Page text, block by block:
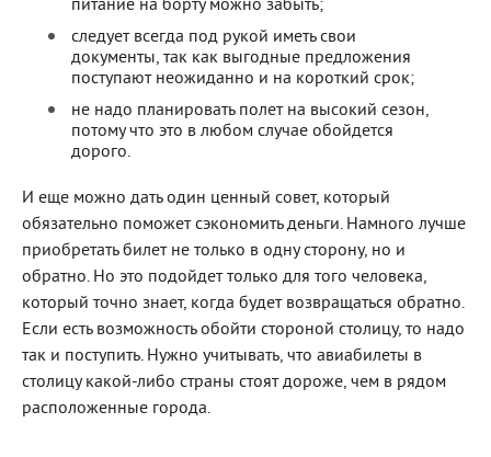
питание на борту можно забыть;
следует всегда под рукой иметь свои
документы, так как выгодные предложения
поступают неожиданно и на короткий срок;
не надо планировать полет на высокий сезон,
потому что это в любом случае обойдется
дорого.
И еще можно дать один ценный совет, который
обязательно поможет сэкономить деньги. Намного лучше
приобретать билет не только в одну сторону, но и
обратно. Но это подойдет только для того человека,
который точно знает, когда будет возвращаться обратно.
Если есть возможность обойти стороной столицу, то надо
так и поступить. Нужно учитывать, что авиабилеты в
столицу какой-либо страны стоят дороже, чем в рядом
расположенные города.